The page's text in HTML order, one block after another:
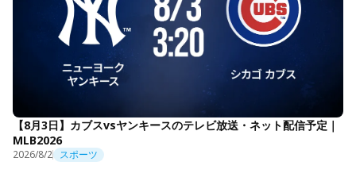
【8月3日】カブスvsヤンキースのテレビ放送・ネット配信予定｜
MLB2026
2026/8/2 スポーツ